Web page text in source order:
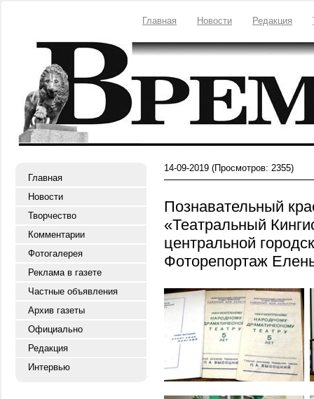
Главная Новости Редакция
Главная
Новости
Творчество
Комментарии
Фотогалерея
Реклама в газете
Частные объявления
Архив газеты
Официально
Редакция
Интервью
14-09-2019 (Просмотров: 2355)
Познавательный
«Театральный
центральной
Фоторепортаж